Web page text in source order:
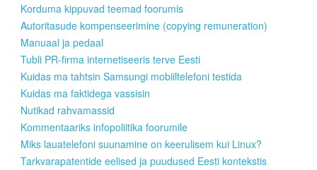
Korduma kippuvad teemad foorumis
Autoritasude kompenseerimine (copying remuneration)
Manuaal ja pedaal
Tubli PR-firma internetiseeris terve Eesti
Kuidas ma tahtsin Samsungi mobiiltelefoni testida
Kuidas ma faktidega vassisin
Nutikad rahvamassid
Kommentaariks infopoliitika foorumile
Miks lauatelefoni suunamine on keerulisem kui Linux?
Tarkvarapatentide eelised ja puudused Eesti kontekstis